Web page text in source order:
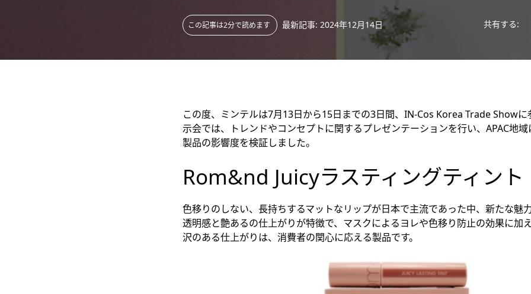
この記事は2分で読めます 最新記事: 2024年12月14日 共有する:
この度、ミンテルは7月13日から15日までの3日間、IN-Cos Korea Trade Show
示会では、トレンドやコンセプトに関するプレゼンテーションを行い、APAC地
製品の影響度を検証しました。
Rom&nd Juicyラスティングティント
色移りのしない、長持ちするマットなリップが日本で主流であった中、新たな魅
透明感と艶あるの仕上がりが特徴で、マスクによるヨレや色移り防止の効果に加
沢のある仕上がりは、消費者の関心に応える製品です。